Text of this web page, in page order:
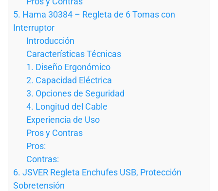
5. Hama 30384 – Regleta de 6 Tomas con
Interruptor
Introducción
Características Técnicas
1. Diseño Ergonómico
2. Capacidad Eléctrica
3. Opciones de Seguridad
4. Longitud del Cable
Experiencia de Uso
Pros y Contras
Pros:
Contras:
6. JSVER Regleta Enchufes USB, Protección
Sobretensión